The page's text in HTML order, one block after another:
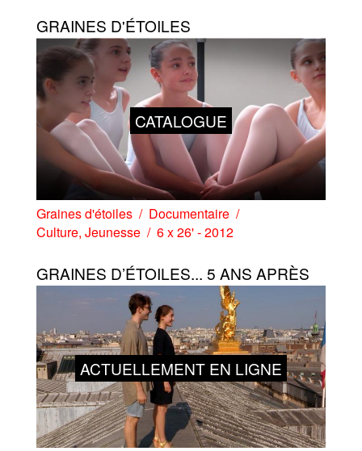
GRAINES D'ÉTOILES
CATALOGUE
Graines d'étoiles
Documentaire
Culture, Jeunesse 6 x 26' - 2012
GRAINES D’ÉTOILES... 5 ANS APRÈS
ACTUELLEMENT EN LIGNE